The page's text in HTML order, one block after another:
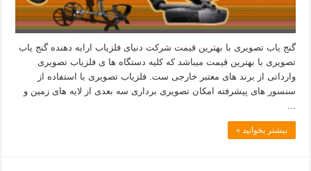
گنج یاب تصویری با بهترین قیمت شرکت دنیای فلزیاب ارایه دهنده گنج یاب
تصویری با بهترین قیمت میباشد که کلیه دستگاه ها ی فلزیاب تصویری
وارداتی از برند های معتبر خارجی ست. فلزیاب تصویری با استفاده از
سنسور های پیشرفته امکان تصویری برداری سه بعدی از لایه های زمین و
بیشتر بخوانید »